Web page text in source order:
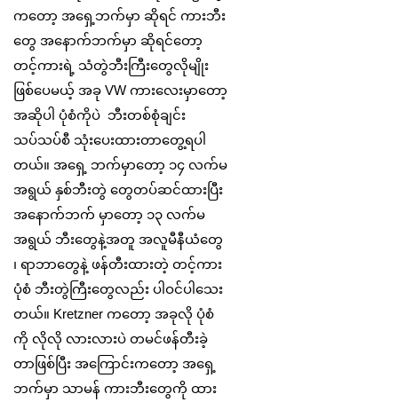
ကတော့ အရှေ့ဘက်မှာ ဆိုရင် ကားဘီး
တွေ အနောက်ဘက်မှာ ဆိုရင်တော့
တင့်ကားရဲ့ သံတွဲဘီးကြီးတွေလိုမျိုး
ဖြစ်ပေမယ့် အခု VW ကားလေးမှာတော့
အဆိုပါ ပုံစံကိုပဲ ဘီးတစ်စုံချင်း
သပ်သပ်စီ သုံးပေးထားတာတွေ့ရပါ
တယ်။ အရှေ့ ဘက်မှာတော့ ၁၄ လက်မ
အရွယ် နှစ်ဘီးတွဲ တွေတပ်ဆင်ထားပြီး
အနောက်ဘက် မှာတော့ ၁၃ လက်မ
အရွယ် ဘီးတွေနဲ့အတူ အလူမီနီယံတွေ
၊ ရာဘာတွေနဲ့ ဖန်တီးထားတဲ့ တင့်ကား
ပုံစံ ဘီးတွဲကြီးတွေလည်း ပါဝင်ပါသေး
တယ်။ Kretzner ကတော့ အခုလို ပုံစံ
ကို လိုလို လားလားပဲ တမင်ဖန်တီးခဲ့
တာဖြစ်ပြီး အကြောင်းကတော့ အရှေ့
ဘက်မှာ သာမန် ကားဘီးတွေကို ထား